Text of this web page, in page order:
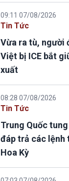
09:11 07/08/2026
Tin Tức
Vừa ra tù, người
Việt bị ICE bắt
xuất
08:28 07/08/2026
Tin Tức
Trung Quốc tung
đáp trả các lệnh
Hoa Kỳ